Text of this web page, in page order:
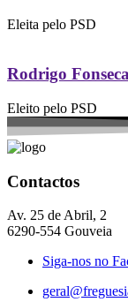
Eleita pelo PSD
Rodrigo
Eleito pelo PSD
Contactos
Av. 25 de Abril, 2
6290-554 Gouveia
Siga-nos no